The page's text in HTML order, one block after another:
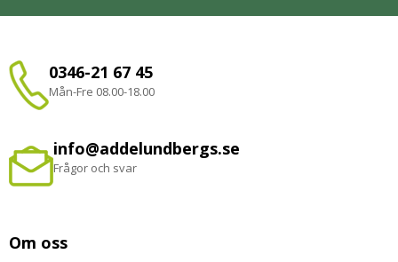
0346-21 67 45
Mån-Fre 08.00-18.00
info@addelundbergs.se
Frågor och svar
Om oss